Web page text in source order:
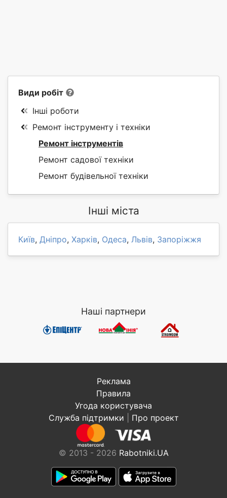
Види робіт
Інші роботи
Ремонт інструменту і техніки
Ремонт інструментів
Ремонт садової техніки
Ремонт будівельної техніки
Інші міста
Київ, Дніпро, Харків, Одеса, Львів, Запоріжжя
Наші партнери
Реклама
Правила
Угода користувача
Служба підтримки
Про проект
© 2013 - 2026 Rabotniki.UA